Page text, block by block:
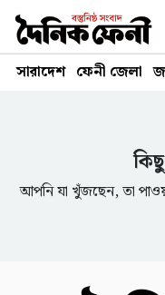
সারাদেশ ফেনী জেলা
আপনি যা খুঁজছেন, তা